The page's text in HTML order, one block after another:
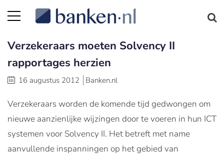
Verzekeraars moeten Solvency II
rapportages herzien
16 augustus 2012 Banken.nl
Verzekeraars worden de komende tijd gedwongen om
nieuwe aanzienlijke wijzingen door te voeren in hun ICT
systemen voor Solvency II. Het betreft met name
aanvullende inspanningen op het gebied van